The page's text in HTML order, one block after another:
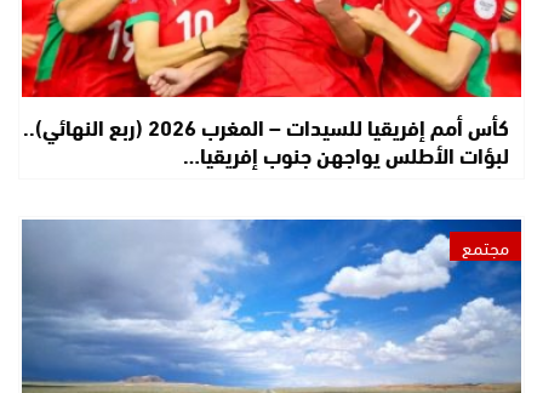
كأس أمم إفريقيا للسيدات – المغرب 2026 (ربع النهائي)..
لبؤات الأطلس يواجهن جنوب إفريقيا…
مجتمع